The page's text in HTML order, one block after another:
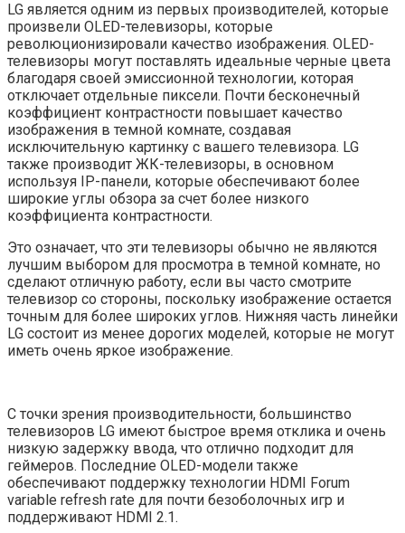
LG является одним из первых производителей, которые
произвели OLED-телевизоры, которые
революционизировали качество изображения. OLED-
телевизоры могут поставлять идеальные черные цвета
благодаря своей эмиссионной технологии, которая
отключает отдельные пиксели. Почти бесконечный
коэффициент контрастности повышает качество
изображения в темной комнате, создавая
исключительную картинку с вашего телевизора. LG
также производит ЖК-телевизоры, в основном
используя IP-панели, которые обеспечивают более
широкие углы обзора за счет более низкого
коэффициента контрастности.
Это означает, что эти телевизоры обычно не являются
лучшим выбором для просмотра в темной комнате, но
сделают отличную работу, если вы часто смотрите
телевизор со стороны, поскольку изображение остается
точным для более широких углов. Нижняя часть линейки
LG состоит из менее дорогих моделей, которые не могут
иметь очень яркое изображение.
С точки зрения производительности, большинство
телевизоров LG имеют быстрое время отклика и очень
низкую задержку ввода, что отлично подходит для
геймеров. Последние OLED-модели также
обеспечивают поддержку технологии HDMI Forum
variable refresh rate для почти безоболочных игр и
поддерживают HDMI 2.1.